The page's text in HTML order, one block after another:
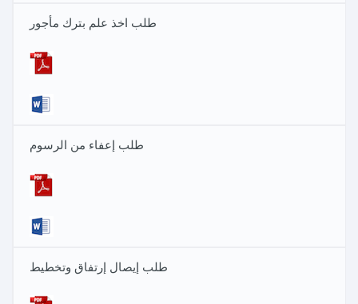
طلب اخذ علم بترك مأجور
طلب إعفاء من الرسوم
طلب إيصال إرتفاق وتخطيط